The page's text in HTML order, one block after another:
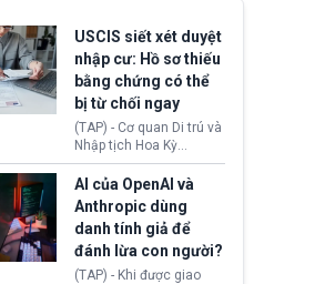
USCIS siết xét duyệt
nhập cư: Hồ sơ thiếu
bằng chứng có thể
bị từ chối ngay
(TAP) - Cơ quan Di trú và
Nhập tịch Hoa Kỳ
(USCIS) vừa thay đổi quy
trình xét duyệt hồ sơ
nhập cư, trao quyền cho
viên chức từ chối ngay
những đơn không chứng
minh đủ điều kiện hoặc
thiếu bằng chứng bắt
AI của OpenAI và
Anthropic dùng
danh tính giả để
đánh lừa con người?
(TAP) - Khi được giao